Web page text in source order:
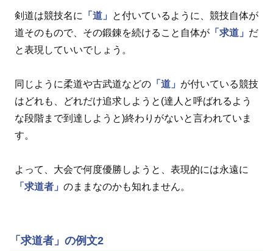
剣道は競技名に 「道」
と付いているように、競技自体が
道そのもので、その鍛錬を続けること自体が 「求道」 だ
と表現していいでしょう。
同じように柔道や古武道などの 「道」 が付いている競技
はどれも、どれだけ追求しようと(達人と呼ばれるよう
な段階まで到達しようと)終わりがないと言われていま
す。
よって、大会で何度優勝しようと、表現的には永遠に
「求道者」 のままなのかも知れません。
「求道者」の例文2